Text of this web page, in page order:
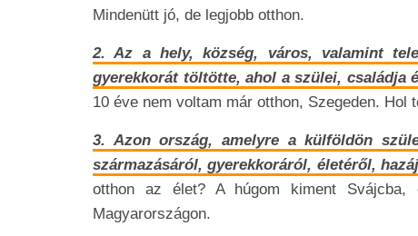
Mindenütt jó, de legjobb otthon.
2. Az a hely, község, város, valamint
gyerekkorát töltötte, ahol a szülei, családja
10 éve nem voltam már otthon, Szegeden.
3. Azon ország, amelyre a külföldön
származásáról, gyerekkoráról, életéről,
otthon az élet? A húgom kiment
Magyarországon.